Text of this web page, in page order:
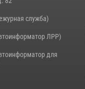
служба)
ЛРР)
для